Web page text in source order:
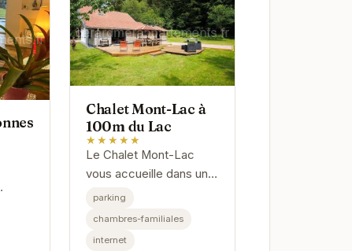
Chalet Mont-Lac à
100m du Lac
★★★★★
Le Chalet Mont-Lac
vous accueille dans un
cadre chaleureux et
parking
chambres-familiales
internet